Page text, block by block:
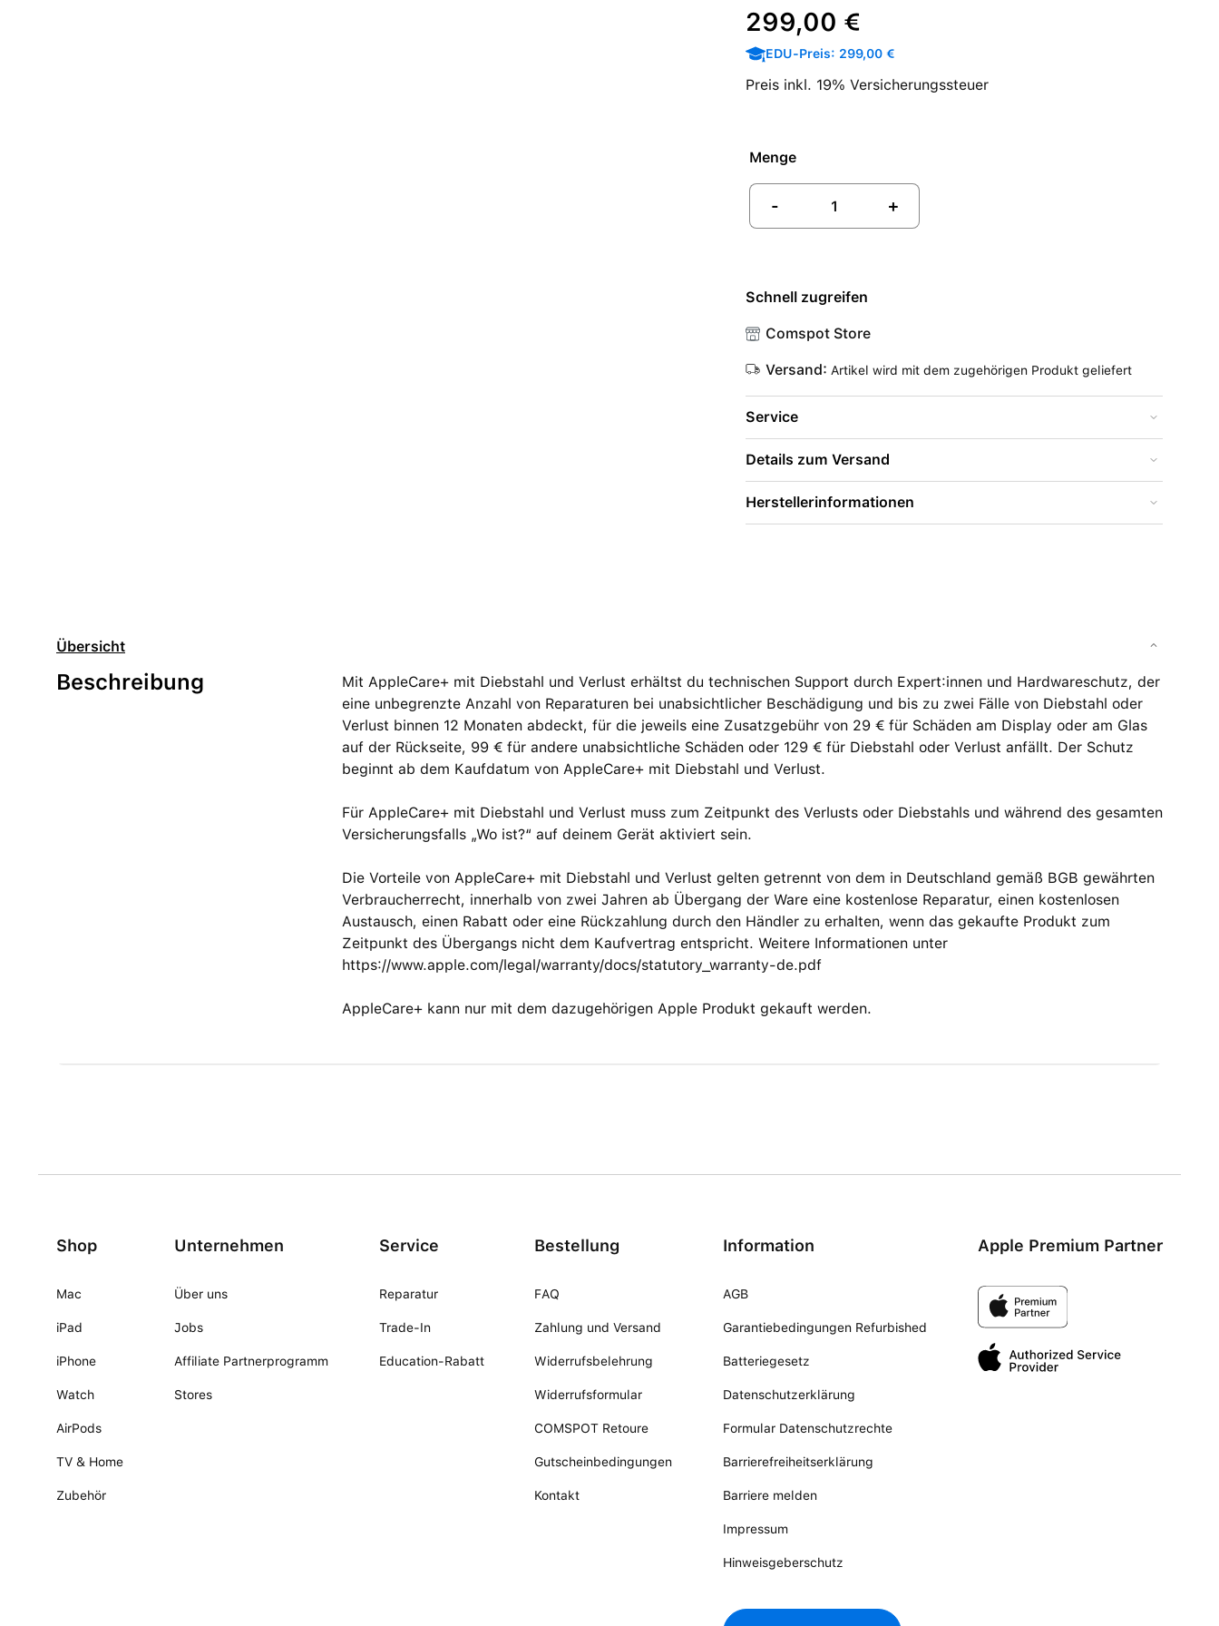
Regulärer Preis:
299,00 €
EDU-Preis: 299,00 €
Preis inkl. 19% Versicherungssteuer
Menge
- +
Schnell zugreifen
Comspot Store
Versand: Artikel wird mit dem zugehörigen Produkt geliefert
Service
Details zum Versand
Herstellerinformationen
Übersicht
Beschreibung
Mit AppleCare+ mit Diebstahl und Verlust erhältst du technischen Support durch Expert:innen und Hardware­schutz, der
eine unbegrenzte Anzahl von Reparaturen bei unabsichtlicher Beschädigung und bis zu zwei Fälle von Diebstahl oder
Verlust binnen 12 Monaten abdeckt, für die jeweils eine Zusatz­gebühr von 29 € für Schäden am Display oder am Glas
auf der Rückseite, 99 € für andere unabsicht­liche Schäden oder 129 € für Diebstahl oder Verlust anfällt. Der Schutz
beginnt ab dem Kaufdatum von AppleCare+ mit Diebstahl und Verlust.
Für AppleCare+ mit Diebstahl und Verlust muss zum Zeitpunkt des Verlusts oder Diebstahls und während des gesamten
Versicherungs­falls „Wo ist?“ auf deinem Gerät aktiviert sein.
Die Vorteile von AppleCare+ mit Diebstahl und Verlust gelten getrennt von dem in Deutschland gemäß BGB gewährten
Verbraucher­recht, innerhalb von zwei Jahren ab Übergang der Ware eine kosten­lose Reparatur, einen kosten­losen
Austausch, einen Rabatt oder eine Rück­zahlung durch den Händler zu erhalten, wenn das gekaufte Produkt zum
Zeitpunkt des Übergangs nicht dem Kaufvertrag entspricht. Weitere Informationen unter
https://www.apple.com/legal/warranty/docs/statutory_warranty-de.pdf
AppleCare+ kann nur mit dem dazugehörigen Apple Produkt gekauft werden.
Shop
Mac
iPad
iPhone
Watch
AirPods
TV & Home
Zubehör
Unternehmen
Über uns
Jobs
Affiliate Partnerprogramm
Stores
Service
Reparatur
Trade-In
Education-Rabatt
Bestellung
FAQ
Zahlung und Versand
Widerrufsbelehrung
Widerrufsformular
COMSPOT Retoure
Gutscheinbedingungen
Kontakt
Information
AGB
Garantiebedingungen Refurbished
Batteriegesetz
Datenschutzerklärung
Formular Datenschutzrechte
Barrierefreiheitserklärung
Barriere melden
Impressum
Hinweisgeberschutz
Apple Premium Partner